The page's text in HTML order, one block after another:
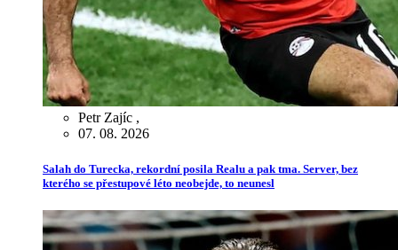
Petr Zajíc ,
07. 08. 2026
Salah do Turecka, rekordní posila Realu a pak tma. Server, bez
kterého se přestupové léto neobejde, to neunesl